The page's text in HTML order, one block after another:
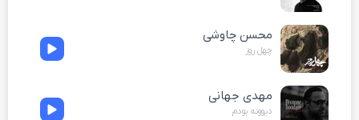
محسن چاوشی
چهل روز
مهدی جهانی
دیوونه بودم